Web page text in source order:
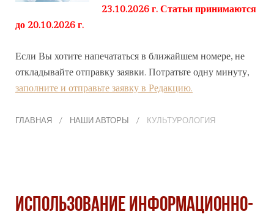
23.10.2026 г. Статьи принимаются
до 20.10.2026 г.
Если Вы хотите напечататься в ближайшем номере, не
откладывайте отправку заявки. Потратьте одну минуту,
заполните и отправьте заявку в Редакцию.
ГЛАВНАЯ НАШИ АВТОРЫ КУЛЬТУРОЛОГИЯ
ИСПОЛЬЗОВАНИЕ ИНФОРМАЦИОННО-